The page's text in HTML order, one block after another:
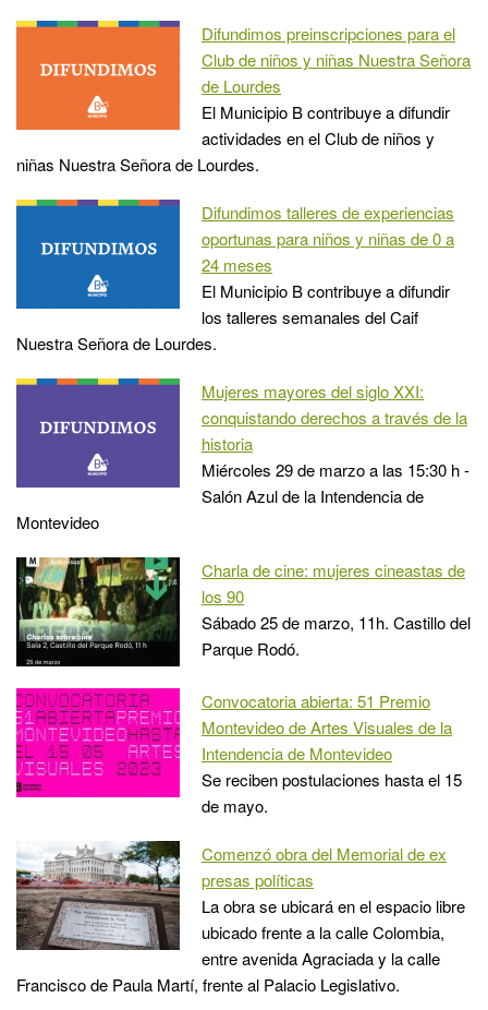
Difundimos preinscripciones para el
Club de niños y niñas Nuestra Señora
de Lourdes
El Municipio B contribuye a difundir
actividades en el Club de niños y
niñas Nuestra Señora de Lourdes.
Difundimos talleres de experiencias
oportunas para niños y niñas de 0 a
24 meses
El Municipio B contribuye a difundir
los talleres semanales del Caif
Nuestra Señora de Lourdes.
Mujeres mayores del siglo XXI:
conquistando derechos a través de la
historia
Miércoles 29 de marzo a las 15:30 h -
Salón Azul de la Intendencia de
Montevideo
Charla de cine: mujeres cineastas de
los 90
Sábado 25 de marzo, 11h. Castillo del
Parque Rodó.
Convocatoria abierta: 51 Premio
Montevideo de Artes Visuales de la
Intendencia de Montevideo
Se reciben postulaciones hasta el 15
de mayo.
Comenzó obra del Memorial de ex
presas políticas
La obra se ubicará en el espacio libre
ubicado frente a la calle Colombia,
entre avenida Agraciada y la calle
Francisco de Paula Martí, frente al Palacio Legislativo.